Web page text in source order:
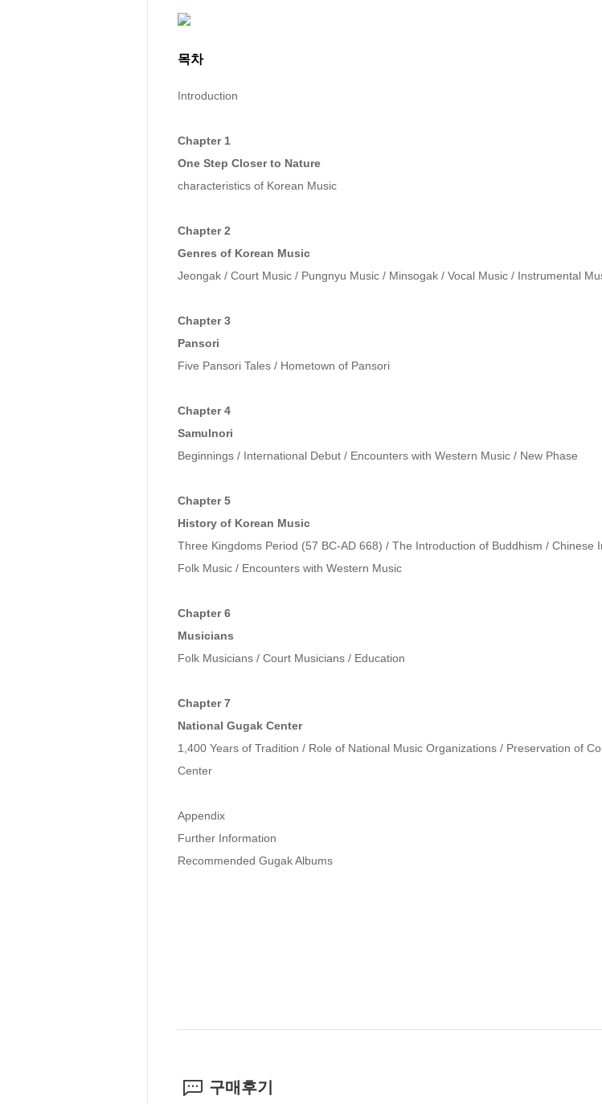
목차
Introduction
Chapter 1
One Step Closer to Nature
characteristics of Korean Music
Chapter 2
Genres of Korean Music
Jeongak / Court Music / Pungnyu Music / Minsogak / Vocal Music / Instrumental
Chapter 3
Pansori
Five Pansori Tales / Hometown of Pansori
Chapter 4
Samulnori
Beginnings / International Debut / Encounters with Western Music / New Phase
Chapter 5
History of Korean Music
Three Kingdoms Period (57 BC-AD 668) / The Introduction of Buddhism /
Folk Music / Encounters with Western Music
Chapter 6
Musicians
Folk Musicians / Court Musicians / Education
Chapter 7
National Gugak Center
1,400 Years of Tradition / Role of National Music Organizations / Preservation of
Center
Appendix
Further Information
Recommended Gugak Albums
구매후기